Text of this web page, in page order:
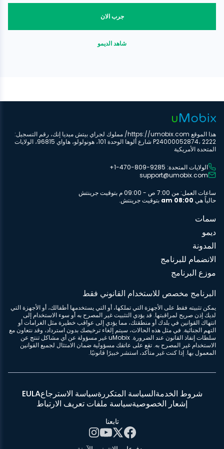
جرب الان
شاهد الديمو
هذا الموقع https://umobix.com/ مملوك لجراي بيتش ميديا إنك، رقم التسجيل:
P24000052874، 2222 شارع ألوها الوحدة 101، هونولولو، هاواي 96815، الولايات
المتحدة الأمريكية
الولايات المتحدة: ‎+1-470-809-9285
support@umobix.com
ساعات العمل: من 7:00 ص - 09:00 م بتوقيت جرينتش
حالياً هي 08:00 am بتوقيت جرينتش.
سمات
ديمو
المدونة
الانضمام للبرنامج
موزع البرنامج
البرنامج مخصص للاستخدام القانوني فقط
يمكن تثبيته فقط على الأجهزة التي تملكها، أو التي يستخدمها أطفالك، أو الأجهزة التي
لديك إذن صريح لمراقبتها. قد يؤدي التثبيت غير المصرح به أو سوء الاستخدام إلى
انتهاك القوانين في بلدك أو منطقتك، مما يؤدي إلى عواقب خطيرة مثل الغرامات أو
التهم الجنائية. في مثل هذه الحالات، سيتم إلغاء ترخيصك بدون استرداد، وقد نتعاون مع
سلطات إنفاذ القانون عند الضرورة. uMobix غير مسؤولة عن أي مشاكل تنتج عن
الاستخدام غير المصرح به. تقع على عاتقك مسؤولية ضمان الامتثال لجميع القوانين
المعمول بها. إذا كنت غير متأكد، استشر خبيرًا قانونيًا.
شروط الخدمةالسياسة المتكررةسياسة الاسترجاعEULA
إشعار الخصوصيةسياسة ملفات تعريف الارتباط
تابعنا